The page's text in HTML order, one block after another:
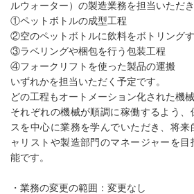
ルウォーター）の製造業務を担当いただき
①ペットボトルの成型工程
②空のペットボトルに飲料をボトリング
③ラベリングや梱包を行う包装工程
④フォークリフトを使った製品の運搬
いずれかを担当いただく予定です。
どの工程もオートメーション化された機
それぞれの機械が順調に稼働するよう
スを中心に業務を学んでいただき、将
ャリストや製造部門のマネージャーを
能です。
・業務の変更の範囲：変更なし